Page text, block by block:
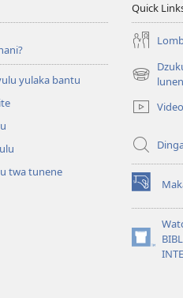
yulaka bantu
twa tunene
Quick
(opens
window)Video
(opens
new
window)
(opens